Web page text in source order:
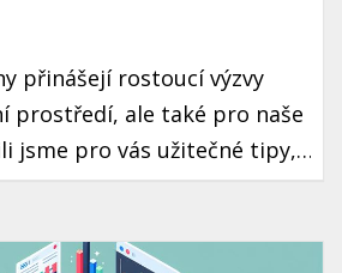
přinášejí rostoucí výzvy
prostředí, ale také pro naše
jsme pro vás užitečné tipy,
s finančními vlivy těchto
český kontext a konkrétní